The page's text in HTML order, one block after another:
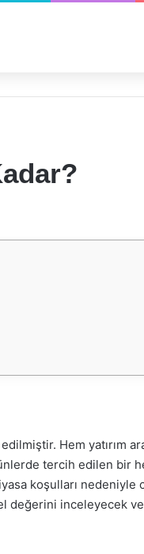
Hem yatırım
tercih edilen bir
koşulları
değerini inceleyecek ve